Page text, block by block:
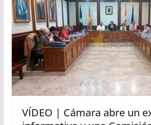
VÍDEO | Cámara abre un